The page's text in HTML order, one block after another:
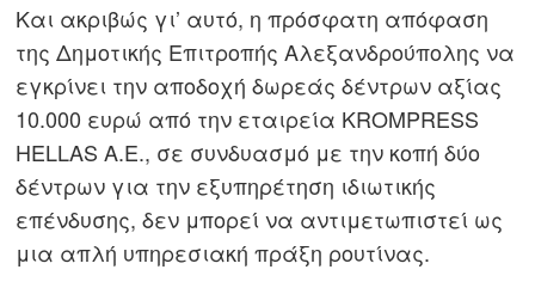
Και ακριβώς γι’ αυτό, η πρόσφατη απόφαση
της Δημοτικής Επιτροπής Αλεξανδρούπολης να
εγκρίνει την αποδοχή δωρεάς δέντρων αξίας
10.000 ευρώ από την εταιρεία KROMPRESS
HELLAS A.E., σε συνδυασμό με την κοπή δύο
δέντρων για την εξυπηρέτηση ιδιωτικής
επένδυσης, δεν μπορεί να αντιμετωπιστεί ως
μια απλή υπηρεσιακή πράξη ρουτίνας.